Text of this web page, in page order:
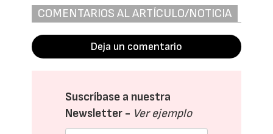
COMENTARIOS AL ARTÍCULO/NOTICIA
Deja un comentario
Suscríbase a nuestra
Newsletter - Ver ejemplo